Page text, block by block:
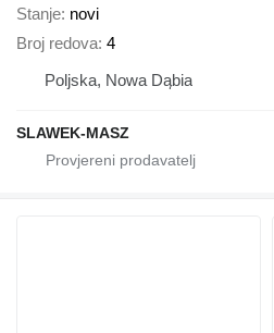
Stanje novi
Broj redova 4
Poljska, Nowa Dąbia
SLAWEK-MASZ